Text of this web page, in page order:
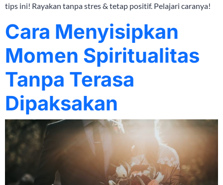
tips ini! Rayakan tanpa stres & tetap positif. Pelajari caranya!
Cara Menyisipkan
Momen Spiritualitas
Tanpa Terasa
Dipaksakan